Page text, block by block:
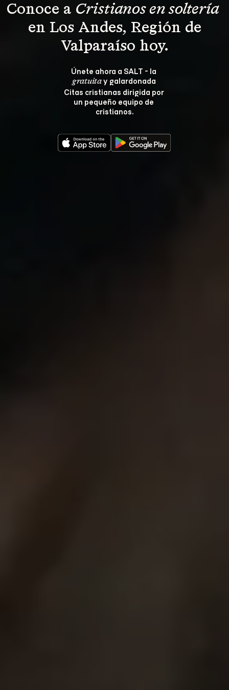
Conoce a Cristianos en soltería
en Los Andes, Región de
Valparaíso hoy.
Únete ahora a SALT - la
gratuita y galardonada
Citas cristianas dirigida por
un pequeño equipo de
cristianos.